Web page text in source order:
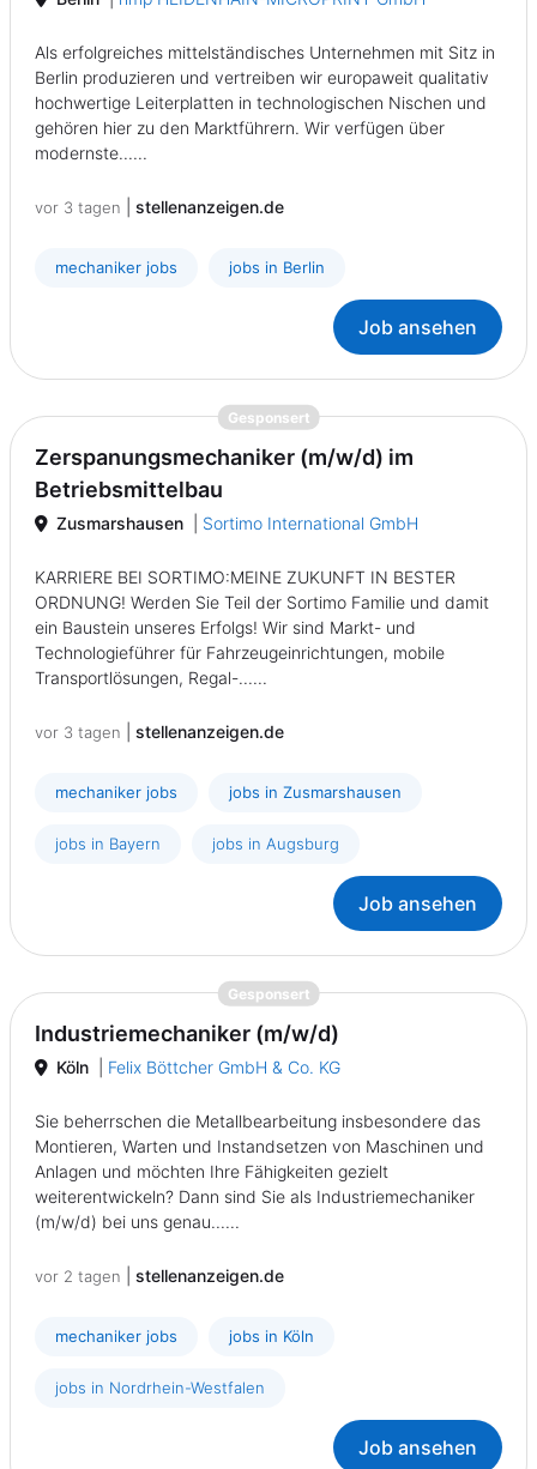
Als erfolgreiches mittelständisches Unternehmen mit Sitz in
Berlin produzieren und vertreiben wir europaweit qualitativ
hochwertige Leiterplatten in technologischen Nischen und
gehören hier zu den Marktführern. Wir verfügen über
modernste......
vor 3 tagen stellenanzeigen.de
mechaniker jobs jobs in Berlin
Job ansehen
Gesponsert{prompt.job}
Zerspanungsmechaniker (m/w/d) im
Betriebsmittelbau
Zusmarshausen Sortimo International GmbH
KARRIERE BEI SORTIMO:MEINE ZUKUNFT IN BESTER
ORDNUNG! Werden Sie Teil der Sortimo Familie und damit
ein Baustein unseres Erfolgs! Wir sind Markt- und
Technologieführer für Fahrzeugeinrichtungen, mobile
Transportlösungen, Regal-......
vor 3 tagen stellenanzeigen.de
mechaniker jobs jobs in Zusmarshausen
jobs in Bayern jobs in Augsburg
Job ansehen
Gesponsert{prompt.job}
Industriemechaniker (m/w/d)
Köln Felix Böttcher GmbH & Co. KG
Sie beherrschen die Metallbearbeitung insbesondere das
Montieren, Warten und Instandsetzen von Maschinen und
Anlagen und möchten Ihre Fähigkeiten gezielt
weiterentwickeln? Dann sind Sie als Industriemechaniker
(m/w/d) bei uns genau......
vor 2 tagen stellenanzeigen.de
mechaniker jobs jobs in Köln
jobs in Nordrhein-Westfalen
Job ansehen